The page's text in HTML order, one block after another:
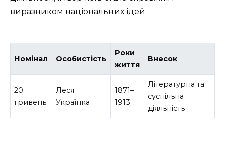
виразником національних ідей.
Номінал Особистість
Роки
життя
Внесок
20
гривень
Леся
Українка
1871–
1913
Літературна та
суспільна
діяльність